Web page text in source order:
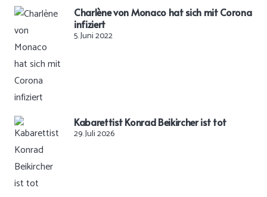
Charlène von Monaco hat sich mit Corona
infiziert
5. Juni 2022
Kabarettist Konrad Beikircher ist tot
29. Juli 2026